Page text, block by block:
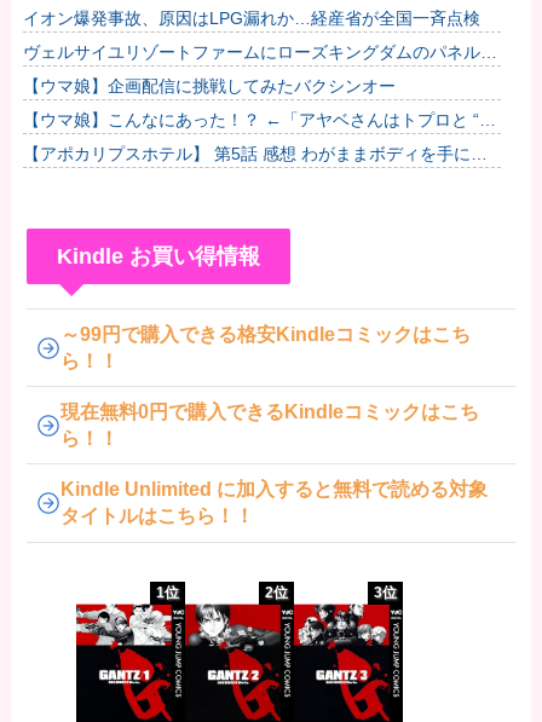
見れるようになる他
イオン爆発事故、原因はLPG漏れか…経産省が全国一斉点検
ヴェルサイユリゾートファームにローズキングダムのパネルが
到着
【ウマ娘】企画配信に挑戦してみたバクシンオー
【ウマ娘】こんなにあった！？ ←「アヤベさんはトプロと “1”
差だぞ」
【アポカリプスホテル】 第5話 感想 わがままボディを手に入
Kindle お買い得情報
～99円で購入できる格安Kindleコミックはこち
ら！！
現在無料0円で購入できるKindleコミックはこち
ら！！
Kindle Unlimited に加入すると無料で読める対象
タイトルはこちら！！
1位 2位 3位